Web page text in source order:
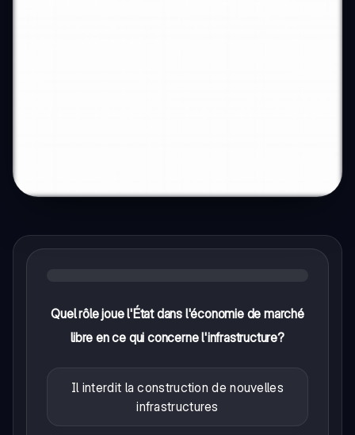
Quel rôle joue l'État dans l'économie de marché
libre en ce qui concerne l'infrastructure?
Il interdit la construction de nouvelles
infrastructures